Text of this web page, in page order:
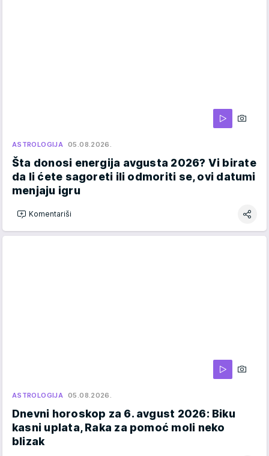
ASTROLOGIJA 05.08.2026.
Šta donosi energija avgusta 2026? Vi birate
da li ćete sagoreti ili odmoriti se, ovi datumi
menjaju igru
Komentariši
ASTROLOGIJA 05.08.2026.
Dnevni horoskop za 6. avgust 2026: Biku
kasni uplata, Raka za pomoć moli neko
blizak